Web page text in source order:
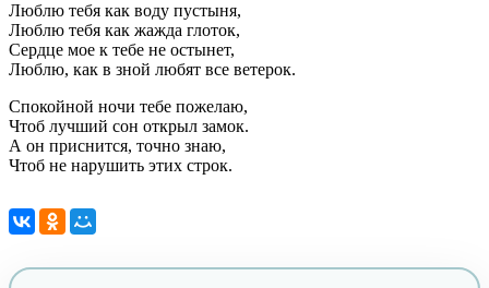
Люблю тебя как воду пустыня,
Люблю тебя как жажда глоток,
Сердце мое к тебе не остынет,
Люблю, как в зной любят все ветерок.
Спокойной ночи тебе пожелаю,
Чтоб лучший сон открыл замок.
А он приснится, точно знаю,
Чтоб не нарушить этих строк.